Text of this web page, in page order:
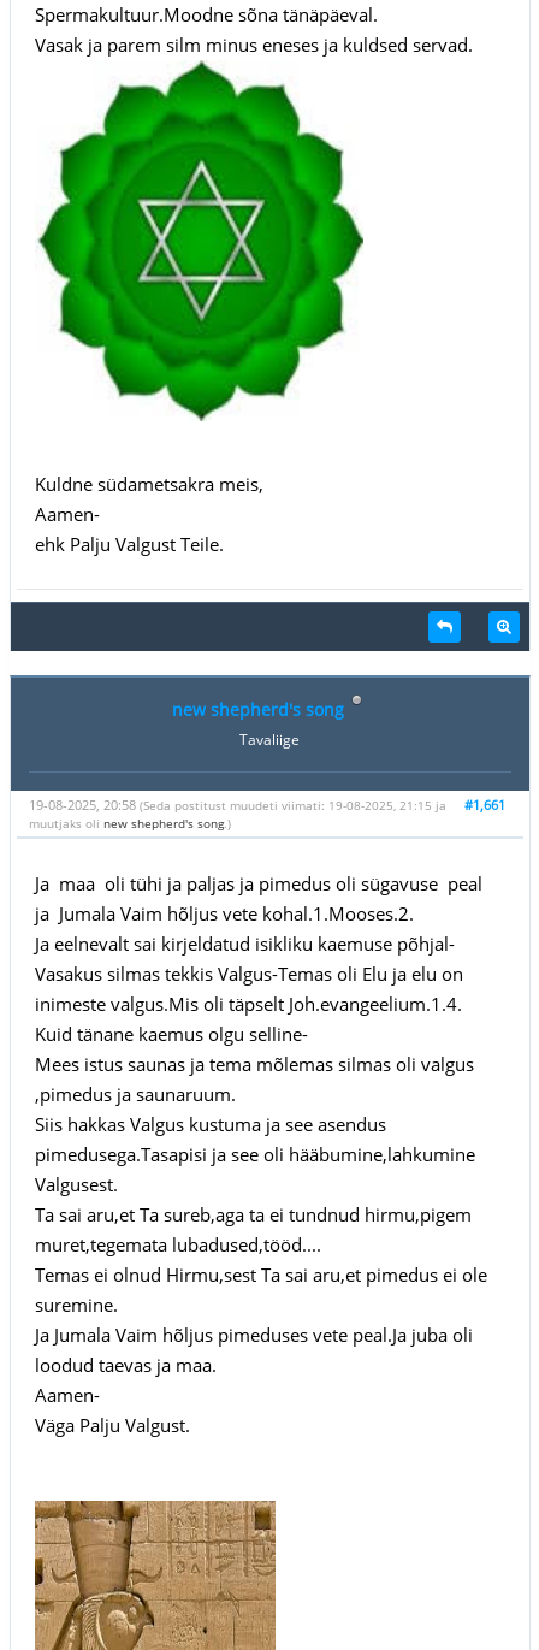
Spermakultuur.Moodne sõna tänäpäeval.
Vasak ja parem silm minus eneses ja kuldsed servad.
Kuldne südametsakra meis,
Aamen-
ehk Palju Valgust Teile.
new shepherd's song
Tavaliige
#1,661
19-08-2025, 20:58 (Seda postitust muudeti viimati: 19-08-2025, 21:15 ja
muutjaks oli new shepherd's song.)
Ja maa oli tühi ja paljas ja pimedus oli sügavuse peal
ja Jumala Vaim hõljus vete kohal.1.Mooses.2.
Ja eelnevalt sai kirjeldatud isikliku kaemuse põhjal-
Vasakus silmas tekkis Valgus-Temas oli Elu ja elu on
inimeste valgus.Mis oli täpselt Joh.evangeelium.1.4.
Kuid tänane kaemus olgu selline-
Mees istus saunas ja tema mõlemas silmas oli valgus
,pimedus ja saunaruum.
Siis hakkas Valgus kustuma ja see asendus
pimedusega.Tasapisi ja see oli hääbumine,lahkumine
Valgusest.
Ta sai aru,et Ta sureb,aga ta ei tundnud hirmu,pigem
muret,tegemata lubadused,tööd....
Temas ei olnud Hirmu,sest Ta sai aru,et pimedus ei ole
suremine.
Ja Jumala Vaim hõljus pimeduses vete peal.Ja juba oli
loodud taevas ja maa.
Aamen-
Väga Palju Valgust.